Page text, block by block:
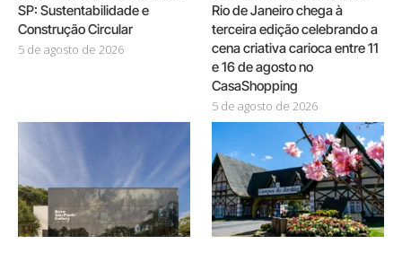
SP: Sustentabilidade e
Construção Circular
5 de agosto de 2026
Rio de Janeiro chega à
terceira edição celebrando a
cena criativa carioca entre 11
e 16 de agosto no
CasaShopping
5 de agosto de 2026